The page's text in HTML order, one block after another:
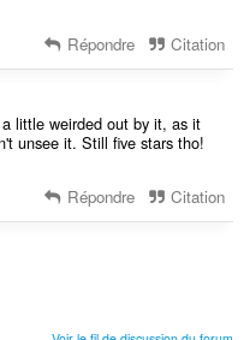
Répondre Citation
little weirded out by it, as it
unsee it. Still five stars tho!
Répondre Citation